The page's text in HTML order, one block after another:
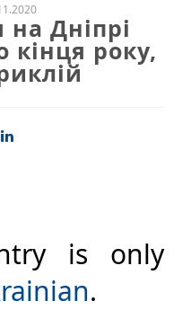
на Дніпрі
року,
is only
.